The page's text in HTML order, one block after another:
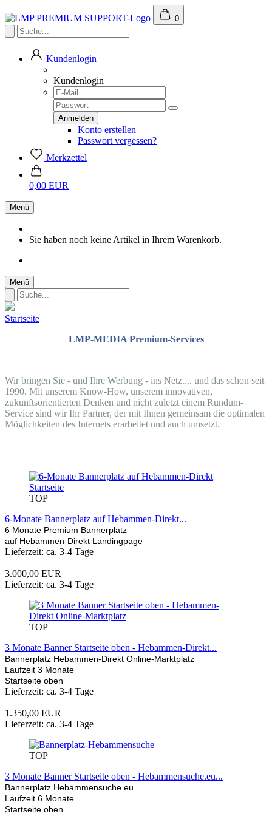
0
Kundenlogin
Kundenlogin
Konto erstellen
Passwort vergessen?
Merkzettel
0,00 EUR
Menü
Sie haben noch keine Artikel in Ihrem Warenkorb.
Menü
Startseite
LMP-MEDIA Premium-Services
Wir bringen Sie - und Ihre Werbung - ins Netz.... und das schon seit
1990. Mit unserem Know-How, unserem innovativen,
zukunftsorientierten Denken und nicht zuletzt einem Rundum-
Service sind wir Ihr Partner, der mit Ihnen gemeinsam die optimalen
Möglichkeiten des Internets erarbeitet und auch umsetzt.
TOP
6-Monate Bannerplatz auf Hebammen-Direkt...
6 Monate Premium Bannerplatz
auf Hebammen-Direkt Landingpage
Lieferzeit: ca. 3-4 Tage
3.000,00 EUR
Lieferzeit: ca. 3-4 Tage
TOP
3 Monate Banner Startseite oben - Hebammen-Direkt...
Bannerplatz Hebammen-Direkt Online-Marktplatz
Laufzeit 3 Monate
Startseite oben
Lieferzeit: ca. 3-4 Tage
1.350,00 EUR
Lieferzeit: ca. 3-4 Tage
TOP
3 Monate Banner Startseite oben - Hebammensuche.eu...
Bannerplatz Hebammensuche.eu
Laufzeit 6 Monate
Startseite oben